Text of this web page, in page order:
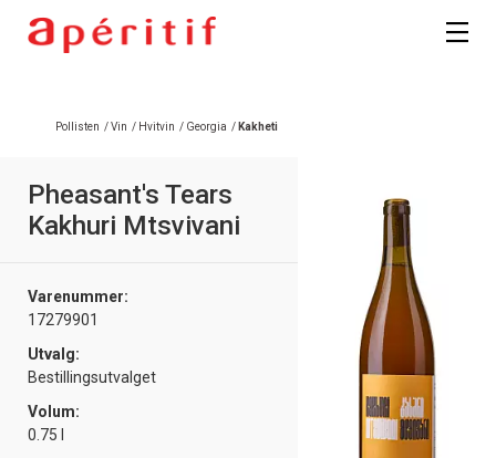
Pollisten /Vin / Hvitvin / Georgia / Kakheti
Pheasant's Tears
Kakhuri Mtsvivani
Varenummer:
17279901
Utvalg:
Bestillingsutvalget
Volum:
0.75 l